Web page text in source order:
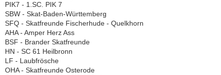
PIK7 - 1.SC. PIK 7
SBW - Skat-Baden-Württemberg
SFQ - Skatfreunde Fischerhude - Quelkhorn
AHA - Amper Herz Ass
BSF - Brander Skatfreunde
HN - SC 61 Heilbronn
LF - Laubfrösche
OHA - Skatfreunde Osterode